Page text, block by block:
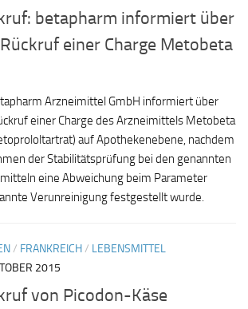
betapharm informiert über
einer Charge Metobeta
Arzneimittel GmbH informiert über
einer Charge des Arzneimittels Metobeta
auf Apothekenebene, nachdem
der Stabilitätsprüfung bei den genannten
eine Abweichung beim Parameter
Verunreinigung festgestellt wurde.
/ FRANKREICH/ LEBENSMITTEL
2015
von Picodon-Käse